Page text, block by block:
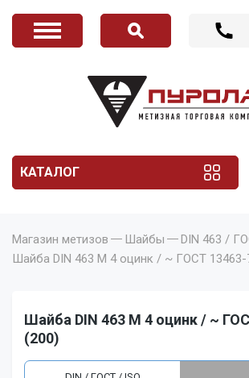
КАТАЛОГ
Магазин метизов Шайбы
DIN 463 /
Шайба DIN 463 M 4 оцинк / ~ ГОСТ 13463-
Шайба DIN 463 M 4 оцинк / ~
(200)